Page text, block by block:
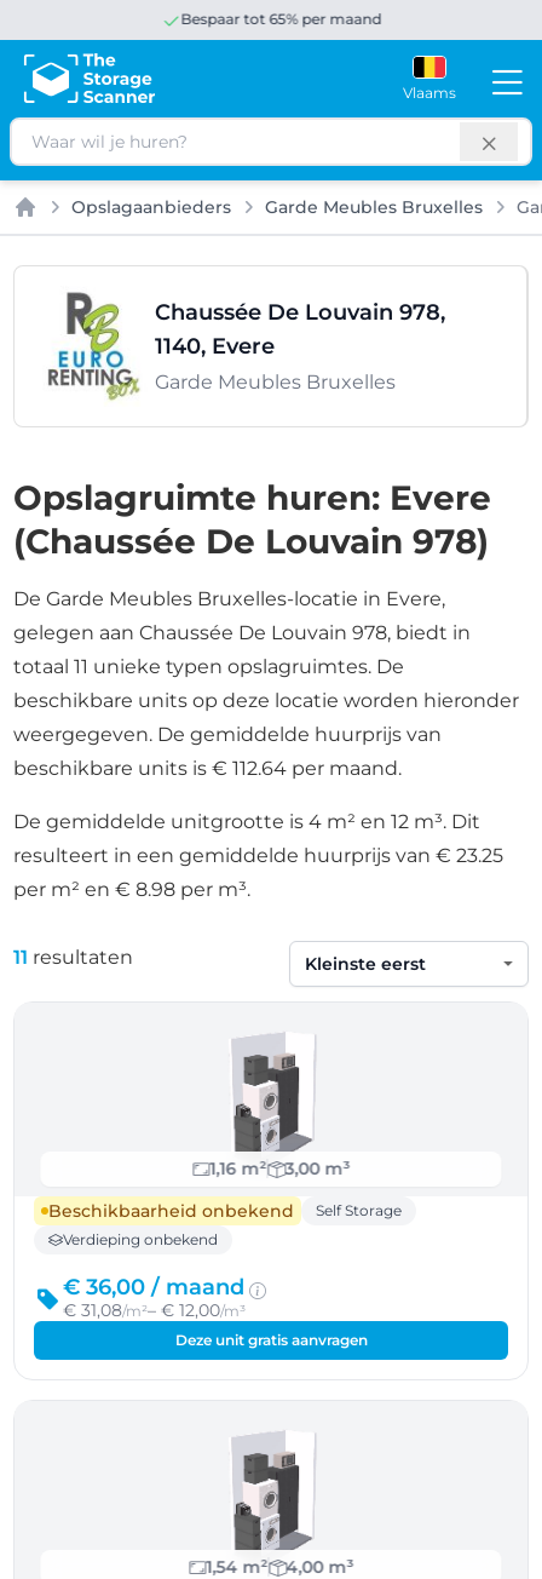
Bespaar tot 65% per maand
Vlaams
Zoeken
Home
Opslagaanbieders Garde Meubles Bruxelles
Chaussée De Louvain 978,
1140, Evere
Garde Meubles Bruxelles
Opslagruimte huren: Evere
(Chaussée De Louvain 978)
De Garde Meubles Bruxelles-locatie in Evere,
gelegen aan Chaussée De Louvain 978, biedt in
totaal 11 unieke typen opslagruimtes. De
beschikbare units op deze locatie worden hieronder
weergegeven. De gemiddelde huurprijs van
beschikbare units is € 112.64 per maand.
De gemiddelde unitgrootte is 4 m² en 12 m³. Dit
resulteert in een gemiddelde huurprijs van € 23.25
per m² en € 8.98 per m³.
11 resultaten
Sorteren op
1,16 m²
3,00 m³
Beschikbaarheid onbekend
Self Storage
Verdieping onbekend
€ 36,00 / maand
€ 31,08/m²– € 12,00/m³
Deze unit gratis aanvragen
1,54 m²
4,00 m³